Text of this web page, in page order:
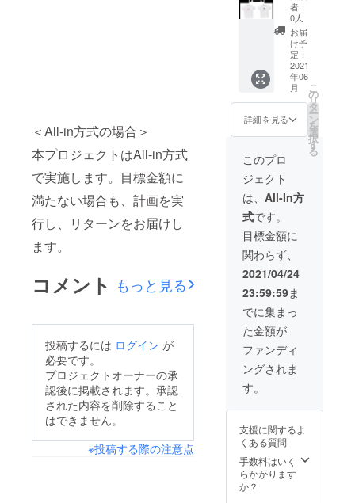
＜All-in方式の場合＞
本プロジェクトはAll-in方式
で実施します。目標金額に
満たない場合も、計画を実
行し、リターンをお届けし
ます。
コメント もっと見る
投稿するには ログイン が
必要です。
プロジェクトオーナーの承
認後に掲載されます。承認
された内容を削除すること
はできません。
※投稿する際の注意点
シャツ2
枚 パー
カー T
シャツ
(ホワイ
カー(ブ
ラック)
サイズ
S M L
素材 綿
100% T
シャツ
(インク
ジェッ
トプリ
ント)
パー
カー(ホ
ワイト
インク
ジェッ
トプリ
ント) お
礼の
メッ
セージ
を送ら
せてい
者：
0人
お届
け予
定：
2021
年06
月
詳細を見る
こ
の
リ
タ
ー
ン
を
選
択
す
る
このプロ
ジェクト
は、 All-In方
式です。
目標金額に
関わらず、
2021/04/24
23:59:59ま
でに集まっ
た金額が
ファンディ
ングされま
す。
支援に関するよ
くある質問
手数料はいく
らかかります
か？